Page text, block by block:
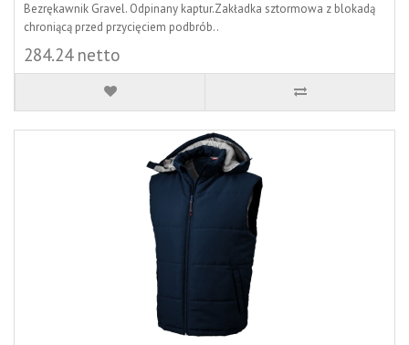
Bezrękawnik Gravel. Odpinany kaptur.Zakładka sztormowa z blokadą
chroniącą przed przycięciem podbrób..
284.24 netto